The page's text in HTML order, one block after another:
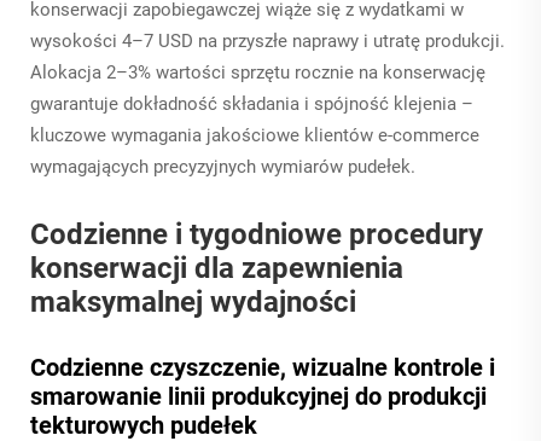
konserwacji zapobiegawczej wiąże się z wydatkami w
wysokości 4–7 USD na przyszłe naprawy i utratę produkcji.
Alokacja 2–3% wartości sprzętu rocznie na konserwację
gwarantuje dokładność składania i spójność klejenia –
kluczowe wymagania jakościowe klientów e-commerce
wymagających precyzyjnych wymiarów pudełek.
Codzienne i tygodniowe procedury
konserwacji dla zapewnienia
maksymalnej wydajności
Codzienne czyszczenie, wizualne kontrole i
smarowanie linii produkcyjnej do produkcji
tekturowych pudełek